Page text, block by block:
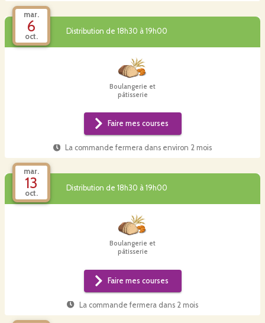
mar.
6
oct.
Distribution de 18h30 à 19h00
Boulangerie et
pâtisserie
Faire mes courses
La commande fermera dans environ 2 mois
mar.
13
oct.
Distribution de 18h30 à 19h00
Boulangerie et
pâtisserie
Faire mes courses
La commande fermera dans 2 mois